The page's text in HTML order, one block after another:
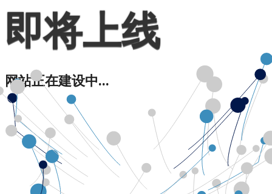
即将上线
网站正在建设中...